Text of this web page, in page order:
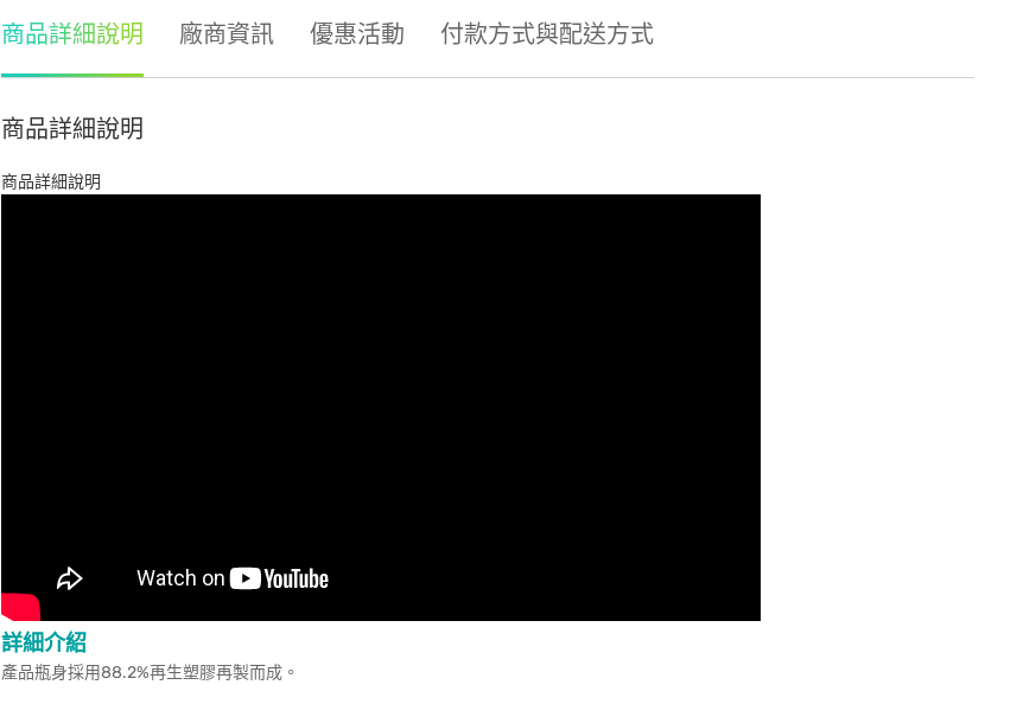
商品詳細說明 廠商資訊 優惠活動 付款方式與配送方式
商品詳細說明
商品詳細說明
詳細介紹
產品瓶身採用88.2%再生塑膠再製而成。